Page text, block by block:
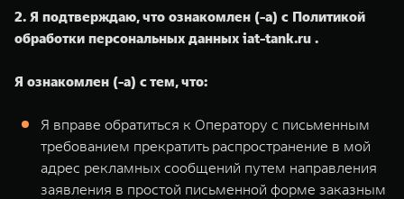
2. Я подтверждаю, что ознакомлен (-а) с Политикой
обработки персональных данных iat-tank.ru .
Я ознакомлен (-а) с тем, что:
Я вправе обратиться к Оператору с письменным
требованием прекратить распространение в мой
адрес рекламных сообщений путем направления
заявления в простой письменной форме заказным